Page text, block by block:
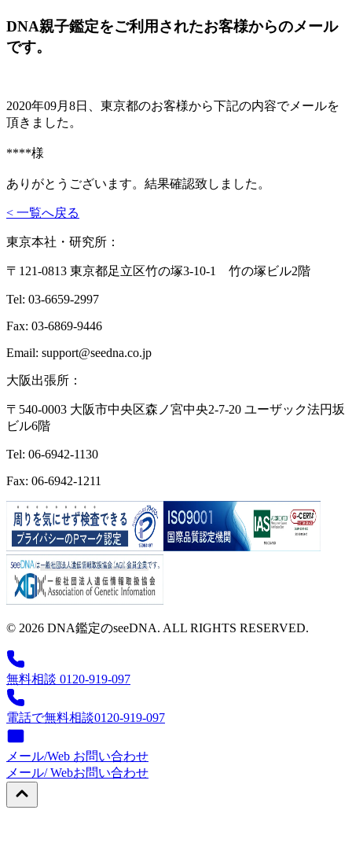
DNA親子鑑定をご利用されたお客様からのメール
です。
2020年09月8日、東京都のお客様から下記の内容でメールを
頂きました。
****様
ありがとうございます。結果確認致しました。
< 一覧へ戻る
東京本社・研究所：
〒121-0813 東京都足立区竹の塚3-10-1 竹の塚ビル2階
Tel: 03-6659-2997
Fax: 03-6869-9446
Email: support@seedna.co.jp
大阪出張所：
〒540-0003 大阪市中央区森ノ宮中央2-7-20 ユーザック法円坂
ビル6階
Tel: 06-6942-1130
Fax: 06-6942-1211
© 2026 DNA鑑定のseeDNA. ALL RIGHTS RESERVED.
無料相談 0120-919-097
電話で無料相談0120-919-097
メール/Web お問い合わせ
メール/ Webお問い合わせ